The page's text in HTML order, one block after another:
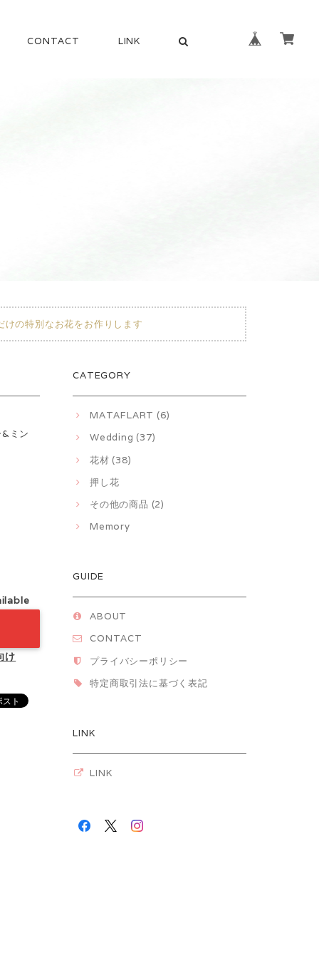
CONTACT LINK
の特別なお花をお作りします
ミン
け
CATEGORY
MATAFLART (6)
Wedding (37)
花材 (38)
押し花
その他の商品 (2)
Memory
GUIDE
ABOUT
CONTACT
プライバシーポリシー
特定商取引法に基づく表記
LINK
LINK